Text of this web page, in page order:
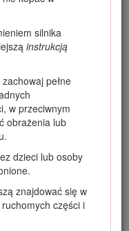
silnika
instrukcją
pełne
w przeciwnym
obrażenia lub
dzieci lub osoby
znajdować się w
części i
zagrożeń, a
symbolem
zalecanych